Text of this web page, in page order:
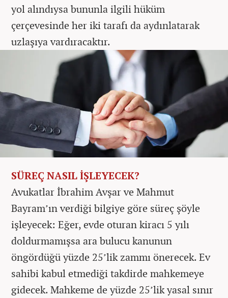
yol alındıysa bununla ilgili hüküm
çerçevesinde her iki tarafı da aydınlatarak
uzlaşıya vardıracaktır.
SÜREÇ NASIL İŞLEYECEK?
Avukatlar İbrahim Avşar ve Mahmut
Bayram’ın verdiği bilgiye göre süreç şöyle
işleyecek: Eğer, evde oturan kiracı 5 yılı
doldurmamışsa ara bulucu kanunun
öngördüğü yüzde 25’lik zammı önerecek. Ev
sahibi kabul etmediği takdirde mahkemeye
gidecek. Mahkeme de yüzde 25’lik yasal sınır